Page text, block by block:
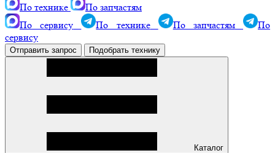
По технике
По запчастям
По сервису
По технике По запчастям
По
сервису
Отправить запрос Подобрать технику
Каталог